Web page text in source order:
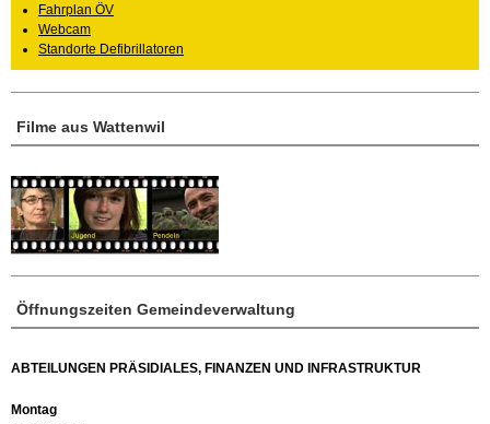
Öffnungszeiten Gemeindeverwaltung
ABTEILUNGEN PRÄSIDIALES, FINANZEN UND INFRASTRUKTUR
Montag
Filme aus Wattenwil
Fahrplan ÖV
Webcam
Standorte Defibrillatoren